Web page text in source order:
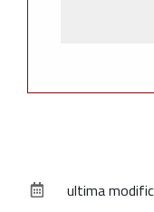
documento
ultima